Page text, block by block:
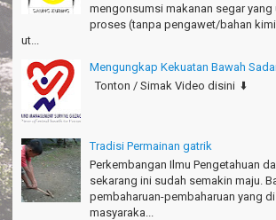
mengonsumsi makanan segar yang
proses (tanpa pengawet/bahan
ut...
Mengungkap Kekuatan Bawah
Tonton / Simak Video disini ⬇️
Tradisi Permainan gatrik
Perkembangan Ilmu Pengetahuan
sekarang ini sudah semakin maju.
pembaharuan-pembaharuan yang
masyaraka...